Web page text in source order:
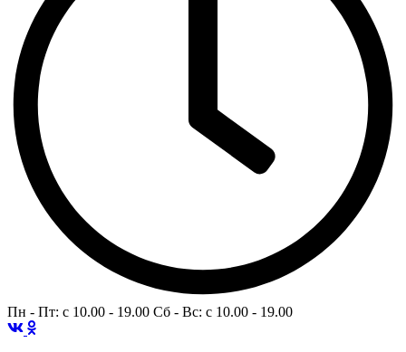
Пн - Пт: c 10.00 - 19.00 Сб - Вс: c 10.00 - 19.00